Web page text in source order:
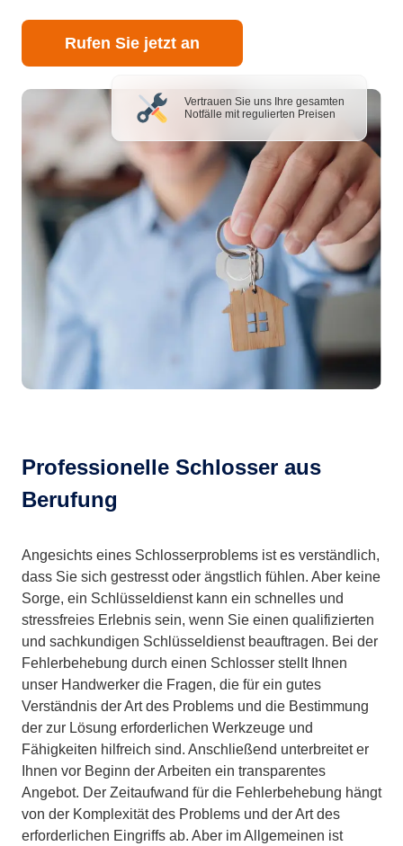
Rufen Sie jetzt an
Vertrauen Sie uns Ihre gesamten
Notfälle mit regulierten Preisen
Professionelle Schlosser aus
Berufung
Angesichts eines Schlosserproblems ist es verständlich,
dass Sie sich gestresst oder ängstlich fühlen. Aber keine
Sorge, ein Schlüsseldienst kann ein schnelles und
stressfreies Erlebnis sein, wenn Sie einen qualifizierten
und sachkundigen Schlüsseldienst beauftragen. Bei der
Fehlerbehebung durch einen Schlosser stellt Ihnen
unser Handwerker die Fragen, die für ein gutes
Verständnis der Art des Problems und die Bestimmung
der zur Lösung erforderlichen Werkzeuge und
Fähigkeiten hilfreich sind. Anschließend unterbreitet er
Ihnen vor Beginn der Arbeiten ein transparentes
Angebot. Der Zeitaufwand für die Fehlerbehebung hängt
von der Komplexität des Problems und der Art des
erforderlichen Eingriffs ab. Aber im Allgemeinen ist